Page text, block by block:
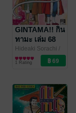
GINTAMA!! กิน
ทามะ เล่ม 68
Hideaki Sorachi /
Siam Inter Comics
การ์ตูนทั่วไป
1 Rating